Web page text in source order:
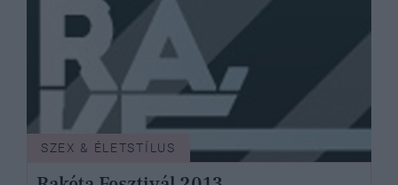
SZEX & ÉLETSTÍLUS